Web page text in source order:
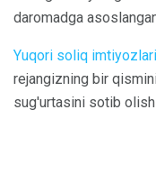
daromadga
Yuqori soliq imtiyozlari
rejangizning bir
sug'urtasini sotib